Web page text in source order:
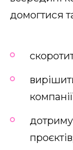
домогтися